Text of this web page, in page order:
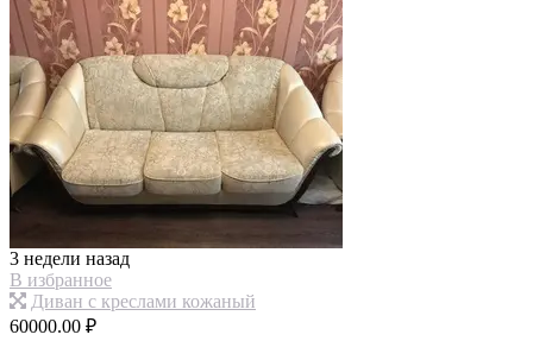
3 недели назад
В избранное
Диван с креслами кожаный
60000.00 ₽